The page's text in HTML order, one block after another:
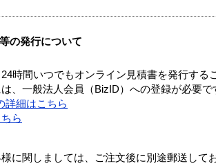
の発行について
時間いつでもオンライン見積書を発行する
、一般法人会員（BizID）への登録が必要で
詳細はこちら
ら
に関しましては、ご注文後に別途郵送して